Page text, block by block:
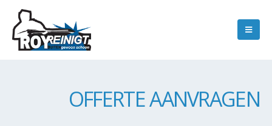
OFFERTE AANVRAGEN